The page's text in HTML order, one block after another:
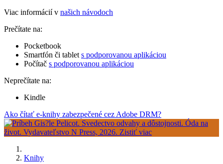
Viac informácií v našich návodoch
Prečítate na:
Pocketbook
Smartfón či tablet s podporovanou aplikáciou
Počítač s podporovanou aplikáciou
Neprečítate na:
Kindle
Ako čítať e-knihy zabezpečené cez Adobe DRM?
Knihy